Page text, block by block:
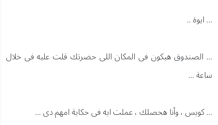
... ايوة ..
... الصندوق هيكون فى المكان اللى حضرتك قلت عليه فى خلال
ساعة ...
... كويس ، وأنا هحصلك ، عملت ايه فى حكاية امهم دى ...